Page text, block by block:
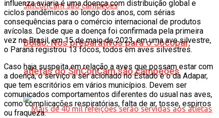
Bolão: Nos preparativos para o Jocopar,
atletas do SinConCam são campeões
influenza aviaria é uma doença com distribuição global e
ciclos pandêmicos ao longo dos anos, com sérias
consequências para o comércio internacional de produtos
avícolas. Desde que a doença foi confirmada pela primeira
vez no Brasil, em 15 de maio de 2023, em uma ave silvestre,
o Paraná registrou 13 focos, todos em aves silvestres.
Caso haja suspeita em relação a aves que possam estar com
a doença, o serviço a ser acionado no Estado é o da Adapar,
que tem escritórios em vários municípios. Devem ser
comunicados comportamentos diferentes do usual nas aves,
como complicações respiratórias, falta de ar, tosse, espirros
ou fraqueza.